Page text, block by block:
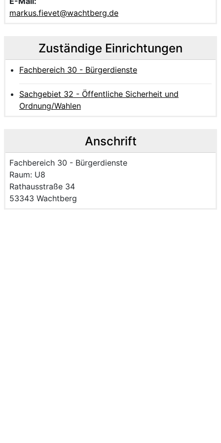
markus.fievet@wachtberg.de
Zuständige Einrichtungen
Fachbereich 30 - Bürgerdienste
Sachgebiet 32 - Öffentliche Sicherheit und
Ordnung/Wahlen
Anschrift
Name der Einrichtung:
Fachbereich 30 - Bürgerdienste
Raum des Mitarbeitenden
Raum: U8
Strasse und Hausnummer
Rathausstraße 34
PLZ und Ort
53343 Wachtberg